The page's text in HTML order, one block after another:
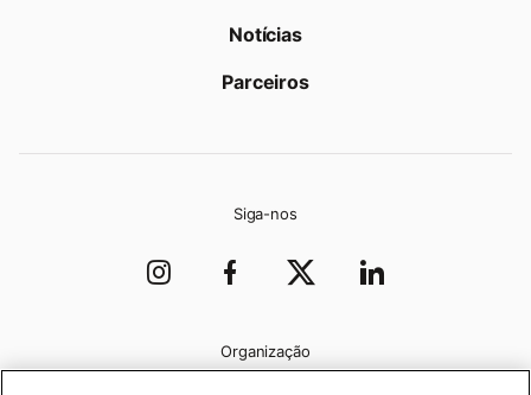
Notícias
Parceiros
Siga-nos
Organização